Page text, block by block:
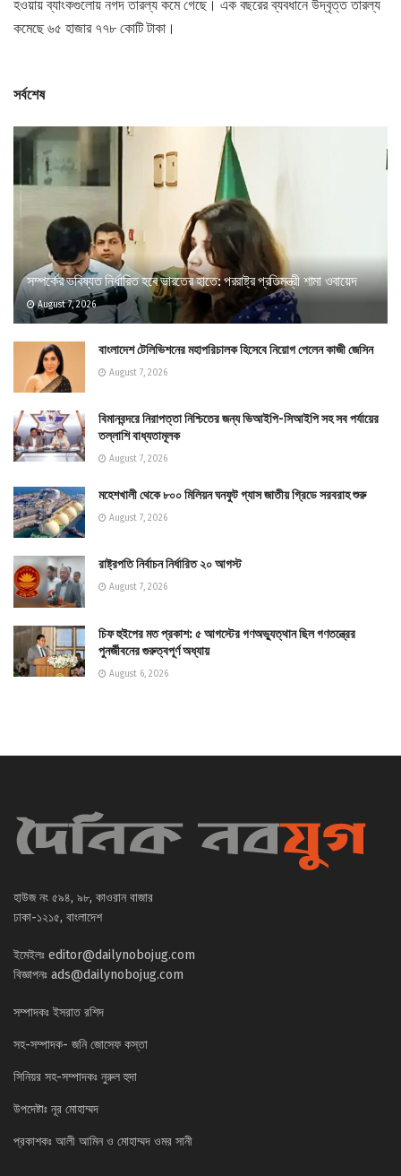
হওয়ায় ব্যাংকগুলোয় নগদ তারল্য কমে গেছে। এক বছরের ব্যবধানে উদ্বৃত্ত তারল্য
কমেছে ৬৫ হাজার ৭৭৮ কোটি টাকা।
সর্বশেষ
সম্পর্কের ভবিষ্যত নির্ধারিত হবে ভারতের হাতে: পররাষ্ট্র প্রতিমন্ত্রী শামা ওবায়েদ
August 7, 2026
বাংলাদেশ টেলিভিশনের মহাপরিচালক হিসেবে নিয়োগ পেলেন কাজী জেসিন
August 7, 2026
বিমানবন্দরে নিরাপত্তা নিশ্চিতের জন্য ভিআইপি-সিআইপি সহ সব পর্যায়ের
তল্লাশি বাধ্যতামূলক
August 7, 2026
মহেশখালী থেকে ৮০০ মিলিয়ন ঘনফুট গ্যাস জাতীয় গ্রিডে সরবরাহ শুরু
August 7, 2026
রাষ্ট্রপতি নির্বাচন নির্ধারিত ২০ আগস্ট
August 7, 2026
চিফ হুইপের মত প্রকাশ: ৫ আগস্টের গণঅভ্যুত্থান ছিল গণতন্ত্রের
পুনর্জীবনের গুরুত্বপূর্ণ অধ্যায়
August 6, 2026
হাউজ নং ৫৯৪, ৯৮, কাওরান বাজার
ঢাকা-১২১৫, বাংলাদেশ
ইমেইলঃ editor@dailynobojug.com
বিজ্ঞাপনঃ ads@dailynobojug.com
সম্পাদকঃ ইসরাত রশিদ
সহ-সম্পাদক- জনি জোসেফ কস্তা
সিনিয়র সহ-সম্পাদকঃ নুরুল হুদা
উপদেষ্টাঃ নূর মোহাম্মদ
প্রকাশকঃ আলী আমিন ও মোহাম্মদ ওমর সানী